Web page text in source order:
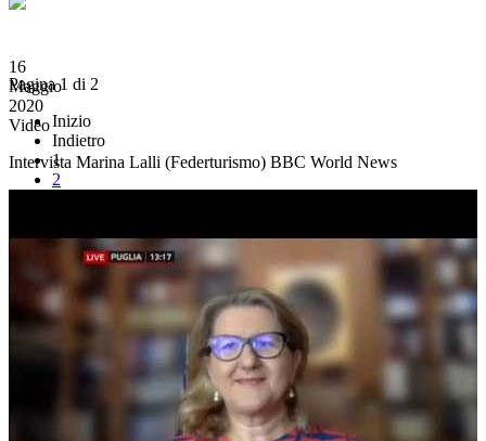
16
Maggio
2020
Video
Intervista Marina Lalli (Federturismo) BBC World News
Pagina 1 di 2
Inizio
Indietro
1
2